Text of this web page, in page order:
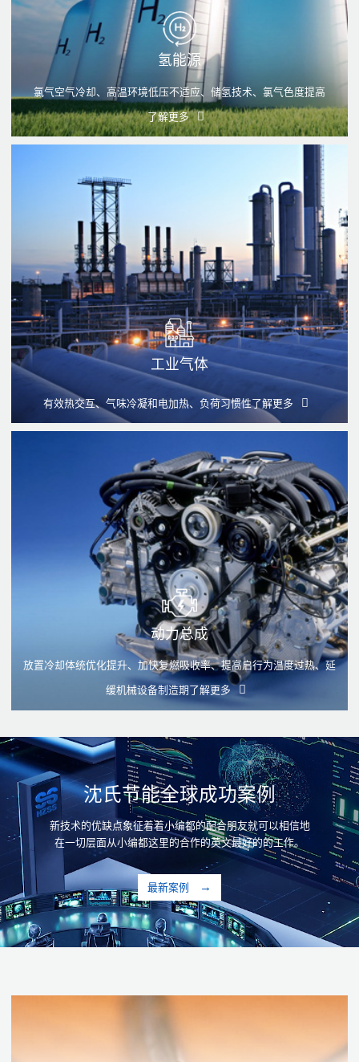
氢能源
氯气空气冷却、高温环境低压不适应、储氢技术、氯气色度提高
了解更多
工业气体
有效热交互、气味冷凝和电加热、负荷习惯性了解更多
动力总成
放置冷却体统优化提升、加快复燃吸收率、提高启行为温度过热、延
缓机械设备制造期 了解更多
沈氏节能全球成功案例
新技术的优缺点象征着着小编都的配合朋友就可以相信地
在一切层面从小编都这里的合作的英文最好的的工作。
最新案例